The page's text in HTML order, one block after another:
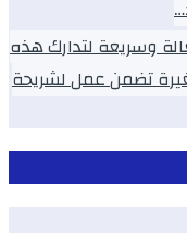
وسريعة لتدارك هذه
تضمن عمل لشريحة